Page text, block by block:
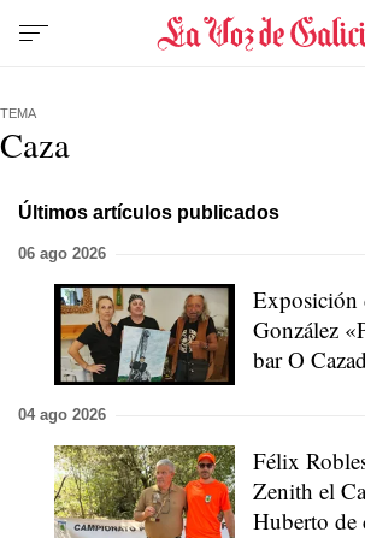
TEMA
Caza
Últimos artículos publicados
06 ago 2026
Exposición
González
bar O
04 ago 2026
Félix
Zenith el
Huberto de